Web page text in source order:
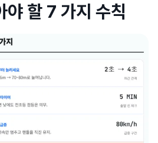
야 할 7 가지 수칙